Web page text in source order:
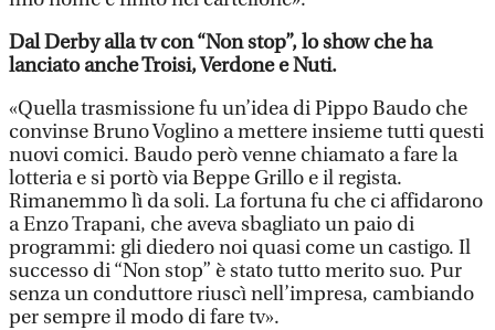
Dal Derby alla tv con “Non stop”, lo show che ha
lanciato anche Troisi, Verdone e Nuti.
«Quella trasmissione fu un’idea di Pippo Baudo che
convinse Bruno Voglino a mettere insieme tutti questi
nuovi comici. Baudo però venne chiamato a fare la
lotteria e si portò via Beppe Grillo e il regista.
Rimanemmo lì da soli. La fortuna fu che ci affidarono
a Enzo Trapani, che aveva sbagliato un paio di
programmi: gli diedero noi quasi come un castigo. Il
successo di “Non stop” è stato tutto merito suo. Pur
senza un conduttore riuscì nell’impresa, cambiando
per sempre il modo di fare tv».